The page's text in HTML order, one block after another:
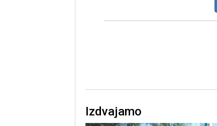
Izdvajamo